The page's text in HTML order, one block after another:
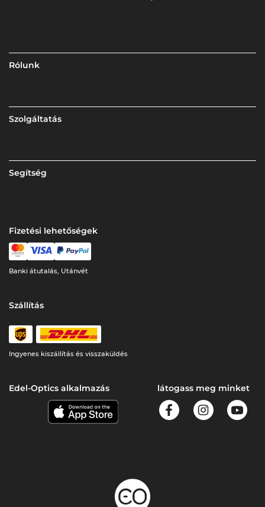
Rólunk
Szolgáltatás
Segítség
Fizetési lehetőségek
Banki átutalás, Utánvét
Szállítás
Ingyenes kiszállítás és visszaküldés
Edel-Optics alkalmazás látogass meg minket